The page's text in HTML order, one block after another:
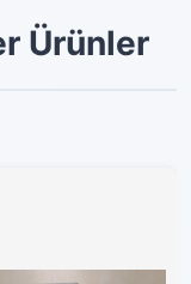
Ürünler